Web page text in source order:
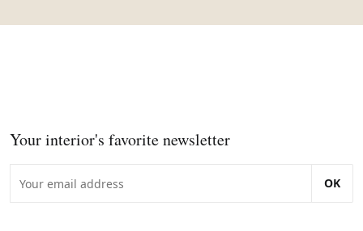
Your interior's favorite newsletter
OK